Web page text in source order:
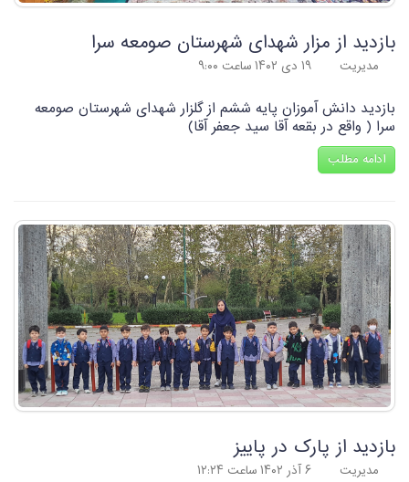
بازدید از مزار شهدای شهرستان صومعه سرا
مدیریت ۱۹ دی ۱۴۰۲ ساعت ۹:۰۰
بازدید دانش آموزان پایه ششم از گلزار شهدای شهرستان صومعه
سرا ( واقع در بقعه آقا سید جعفر آقا)
ادامه مطلب
بازدید از پارک در پاییز
مدیریت ۶ آذر ۱۴۰۲ ساعت ۱۲:۲۴